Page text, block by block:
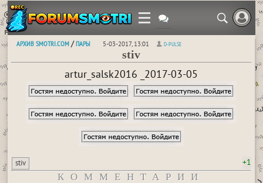
АРХИВ SMOTRI.COM /ПАРЫ 5-03-2017, 13:01 D-PULSE
stiv
artur_salsk2016 _2017-03-05
stiv +1
КОММЕНТАРИИ